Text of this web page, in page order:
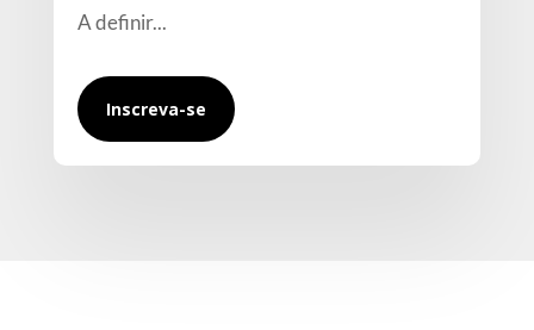
A definir...
Inscreva-se